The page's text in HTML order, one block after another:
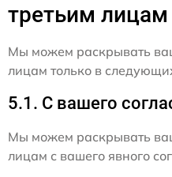
третьим лицам
Мы можем раскрывать
лицам только в
5.1. С вашего
Мы можем раскрывать
лицам с вашего явного